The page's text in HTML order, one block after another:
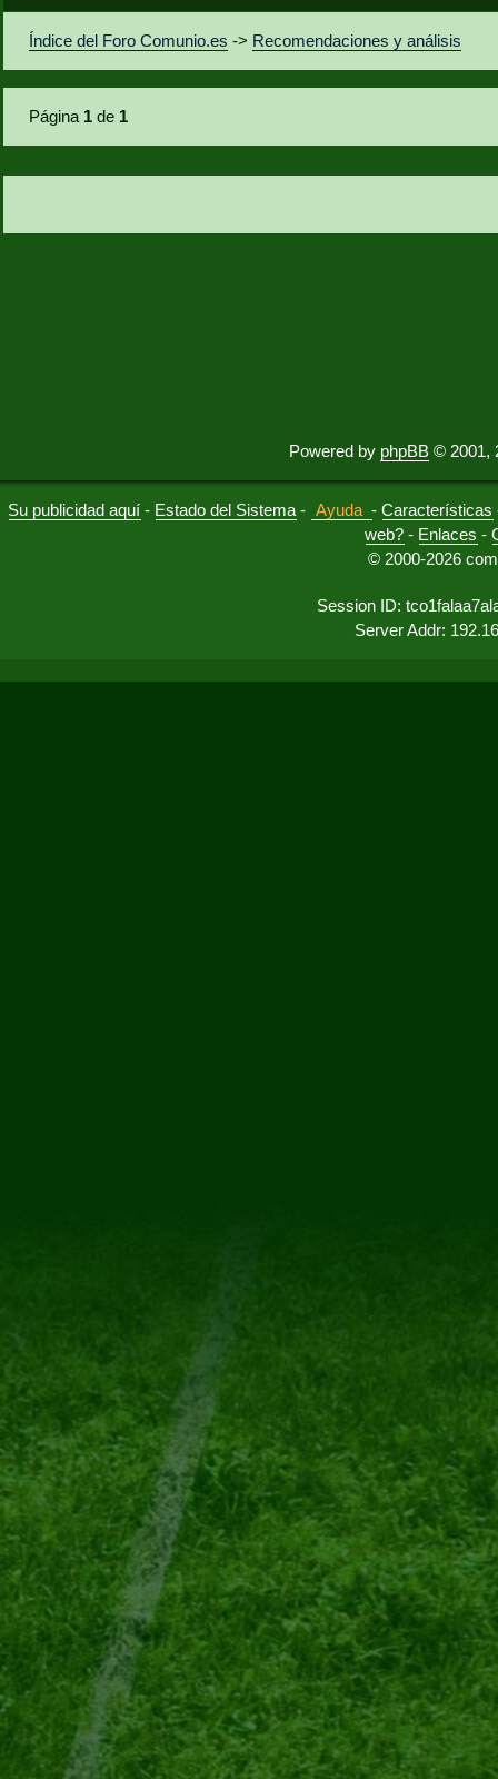
Índice del Foro Comunio.es -> Recomendaciones y análisis
Página 1 de 1
Powered by phpBB © 2001,
Su publicidad aquí - Estado del Sistema - Ayuda -Características
web? - Enlaces -
© 2000-2026
Session ID:
Server Addr: